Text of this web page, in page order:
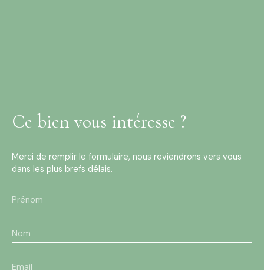
Ce bien vous intéresse ?
Merci de remplir le formulaire, nous reviendrons vers vous
dans les plus brefs délais.
Prénom
Nom
Email